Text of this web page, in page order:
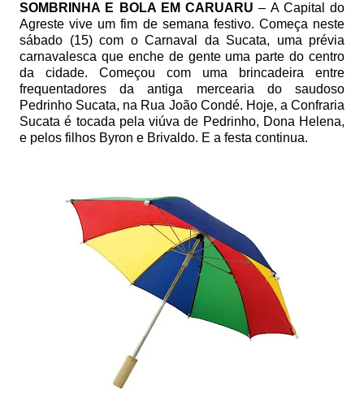
SOMBRINHA E BOLA EM CARUARU– A Capital do
Agreste vive um fim de semana festivo. Começa neste
sábado (15) com o Carnaval da Sucata, uma prévia
carnavalesca que enche de gente uma parte do centro
da cidade. Começou com uma brincadeira entre
frequentadores da antiga mercearia do saudoso
Pedrinho Sucata, na Rua João Condé. Hoje, a Confraria
Sucata é tocada pela viúva de Pedrinho, Dona Helena,
e pelos filhos Byron e Brivaldo. E a festa continua.